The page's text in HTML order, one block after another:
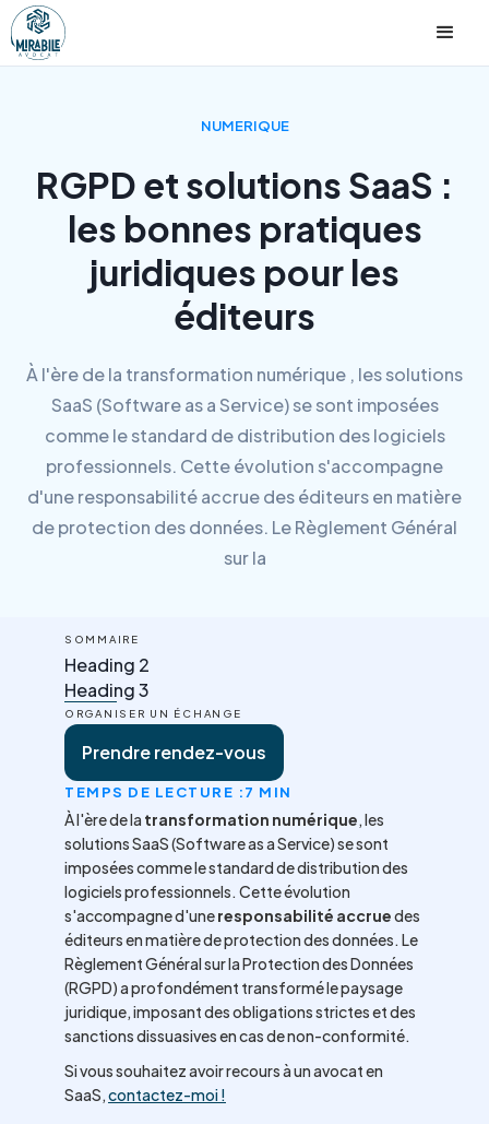
NUMERIQUE
RGPD et solutions SaaS :
les bonnes pratiques
juridiques pour les
éditeurs
À l'ère de la transformation numérique , les solutions
SaaS (Software as a Service) se sont imposées
comme le standard de distribution des logiciels
professionnels. Cette évolution s'accompagne
d'une responsabilité accrue des éditeurs en matière
de protection des données. Le Règlement Général
sur la
SOMMAIRE
Heading 2
Heading 3
ORGANISER UN ÉCHANGE
Prendre rendez-vous
TEMPS DE LECTURE :7 MIN
À l'ère de la transformation numérique, les
solutions SaaS (Software as a Service) se sont
imposées comme le standard de distribution des
logiciels professionnels. Cette évolution
s'accompagne d'uneresponsabilité accruedes
éditeurs en matière de protection des données. Le
Règlement Général sur la Protection des Données
(RGPD) a profondément transformé le paysage
juridique, imposant des obligations strictes et des
sanctions dissuasives en cas de non-conformité.
Si vous souhaitez avoir recours à un avocat en
SaaS,contactez-moi !